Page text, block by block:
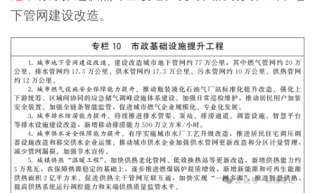
下管网建设改造。